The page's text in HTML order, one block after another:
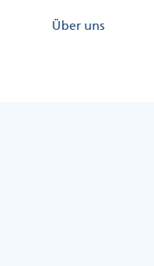
Kopfzeile
Über uns